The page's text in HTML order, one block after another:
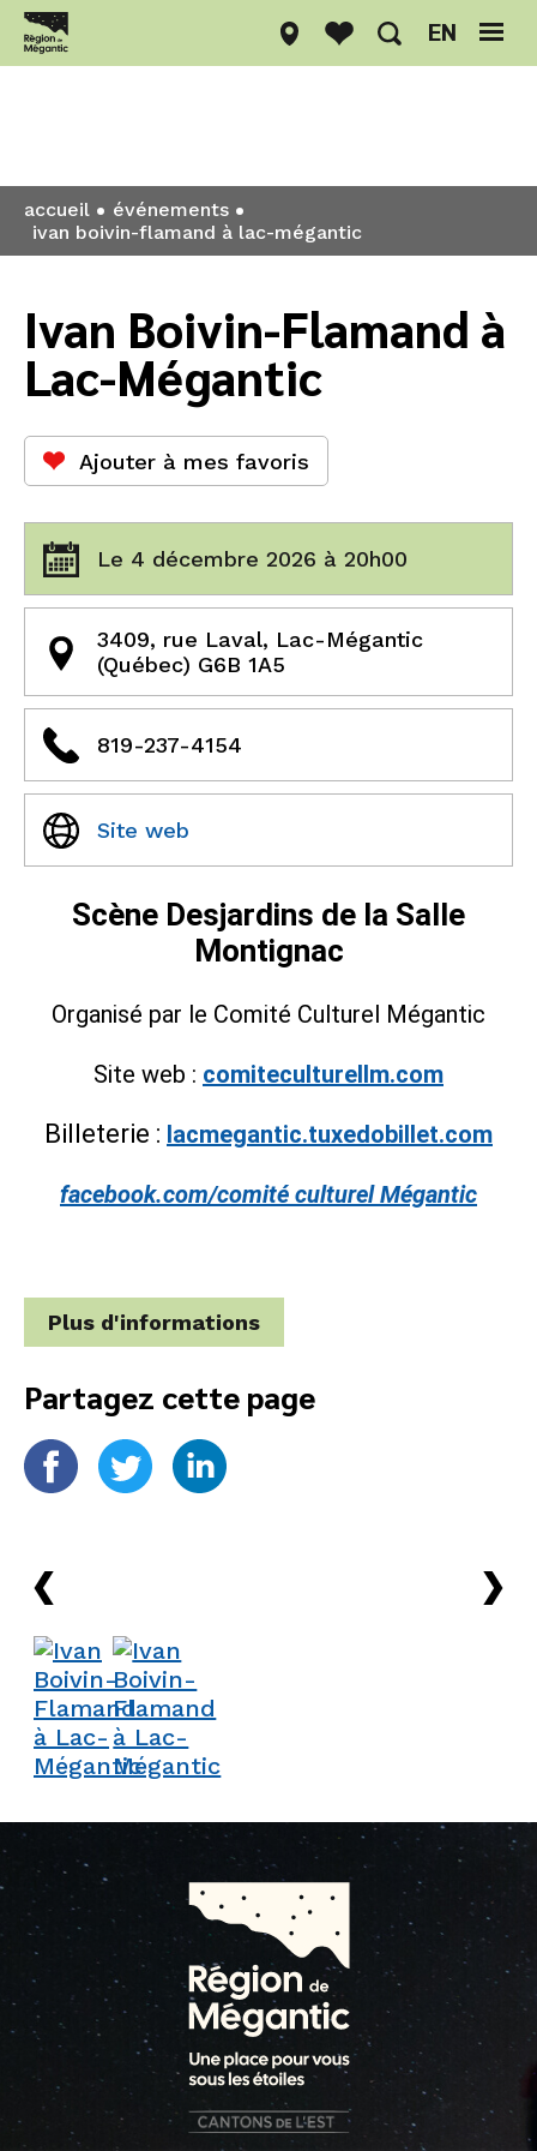
EN
accueil
événements
ivan boivin-flamand à lac-mégantic
Ivan Boivin-Flamand à
Lac-Mégantic
Ajouter à mes favoris
Le 4 décembre 2026 à 20h00
3409, rue Laval, Lac-Mégantic
(Québec) G6B 1A5
819-237-4154
Site web
Scène Desjardins de la Salle
Montignac
Organisé par le Comité Culturel Mégantic
Site web : comiteculturellm.com
Billeterie : lacmegantic.tuxedobillet.com
facebook.com/comité culturel Mégantic
Plus d'informations
Partagez cette page
› ›